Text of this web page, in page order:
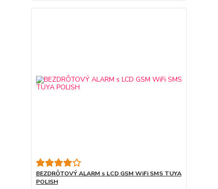
BEZDRÔTOVÝ ALARM s LCD GSM WiFi SMS TUYA
POLISH